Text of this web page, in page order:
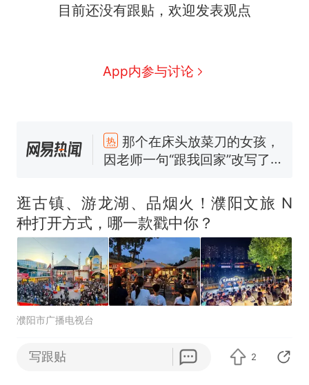
目前还没有跟贴，欢迎发表观点
App内参与讨论
因老师一句“跟我回家”改写了
人生
新 制裁瓜子饺子，美国怕什
费大厨“全国小炒肉大王”称
号，仅凭视频评出？中国烹饪
协会回应
男子上山采菌偶然发现鸡枞菌
窝，原地守1天等它长大：挖了
140多朵
美国渔民钓获鲨鱼徒手将其拽
回大海 目击者直呼震惊 （视频
来源：参考消息）
笔试第一被第二名传话劝弃考
因老师一句“跟我回家”改写了
逛古镇、游龙湖、品烟火！濮阳文旅 N
种打开方式，哪一款戳中你？
濮阳市广播电视台
不出广州，能玩足一天的4个地方！好玩
写跟贴 2